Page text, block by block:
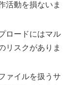
活動を損ないま
ロードにはマル
リスクがありま
ァイルを扱うサ